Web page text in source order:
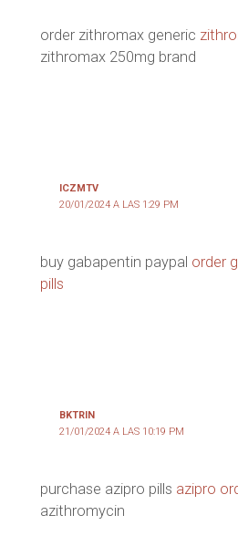
order zithromax generic
zithromax 250mg brand
ICZMTV
20/01/2024 A LAS 1:29 PM
buy gabapentin paypal order
pills
BKTRIN
21/01/2024 A LAS 10:19 PM
purchase azipro pills azipro
azithromycin